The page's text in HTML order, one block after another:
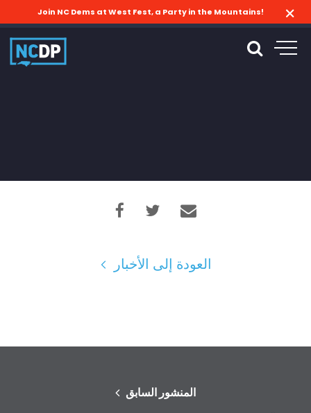
Join NC Dems at West Fest, a Party in the Mountains!
العودة إلى الأخبار
المنشور السابق